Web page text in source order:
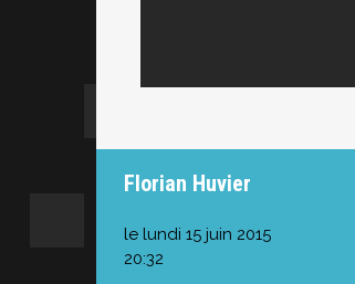
Florian Huvier
le lundi 15 juin 2015
20:32